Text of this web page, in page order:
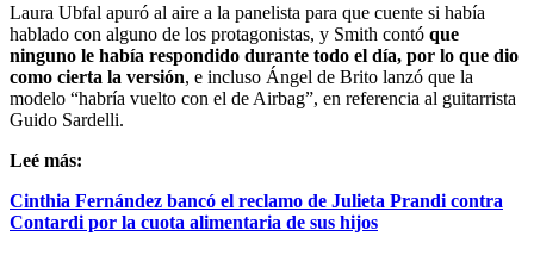
Laura Ubfal apuró al aire a la panelista para que cuente si había
hablado con alguno de los protagonistas, y Smith contó que
ninguno le había respondido durante todo el día, por lo que dio
como cierta la versión, e incluso Ángel de Brito lanzó que la
modelo “habría vuelto con el de Airbag”, en referencia al guitarrista
Guido Sardelli.
Leé más:
Cinthia Fernández bancó el reclamo de Julieta Prandi contra
Contardi por la cuota alimentaria de sus hijos